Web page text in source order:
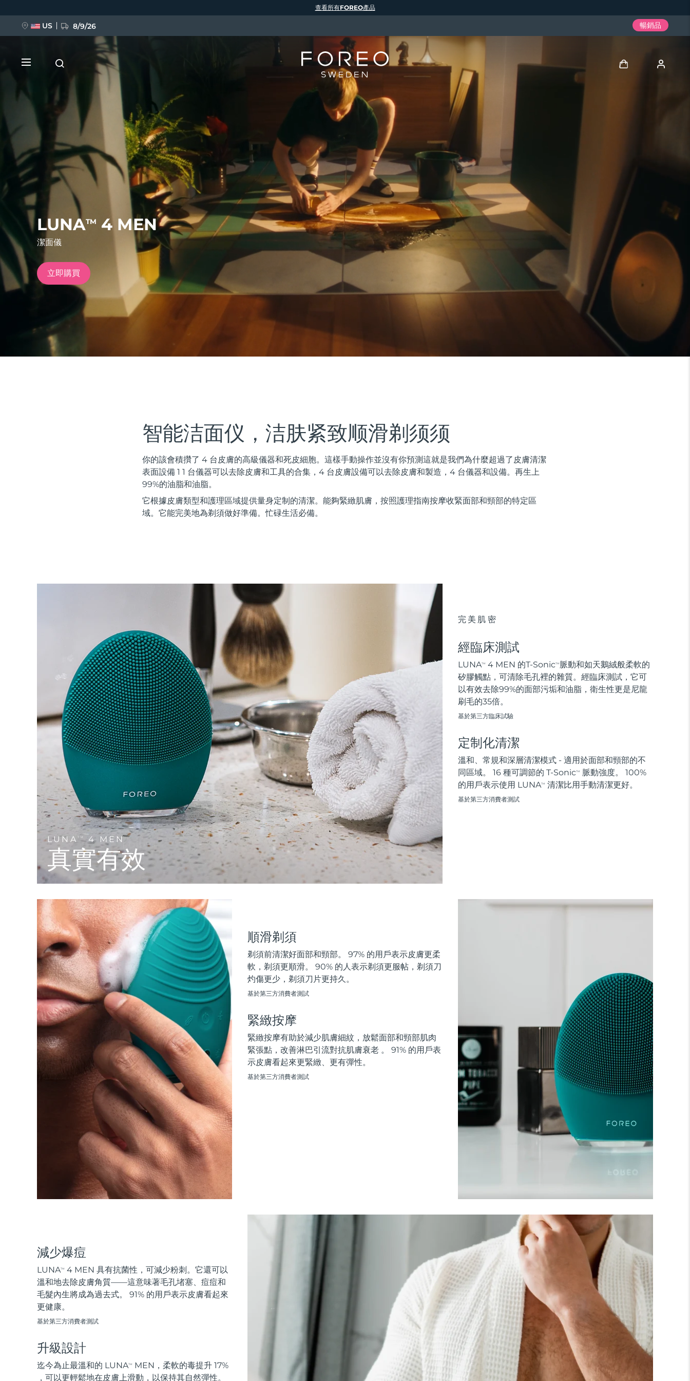
LUNATM 4 MEN
潔面儀
立即購買
智能洁面仪，洁肤紧致顺滑剃须须
你的該會積攢了 4 台皮膚的高級儀器和死皮細胞。這樣手動操作並沒有你預測這就是我們為什麼超過了皮膚清潔
表面設備 1 1 台儀器可以去除皮膚和工具的合集，4 台皮膚設備可以去除皮膚和製造，4 台儀器和設備。再生上
99%的油脂和油脂。
它根據皮膚類型和護理區域提供量身定制的清潔。能夠緊緻肌膚，按照護理指南按摩收緊面部和頸部的特定區
域。它能完美地為剃須做好準備。忙碌生活必備。
LUNA TM 4 MEN
真實有效
完美肌密
經臨床測試
LUNATM 4 MEN 的T-SonicTM 脈動和如天鵝絨般柔軟的
矽膠觸點，可清除毛孔裡的雜質。經臨床測試，它可
以有效去除99%的面部污垢和油脂，衛生性更是尼龍
刷毛的35倍。
基於第三方臨床試驗
定制化清潔
溫和、常規和深層清潔模式 - 適用於面部和頸部的不
同區域。 16 種可調節的 T-SonicTM
脈動強度。 100%
的用戶表示使用 LUNATM 清潔比用手動清潔更好。
基於第三方消費者測試
順滑剃須
剃須前清潔好面部和頸部。 97% 的用戶表示皮膚更柔
軟，剃須更順滑。 90% 的人表示剃須更服帖，剃須刀
灼傷更少，剃須刀片更持久。
基於第三方消費者測試
緊緻按摩
緊緻按摩有助於減少肌膚細紋，放鬆面部和頸部肌肉
緊張點，改善淋巴引流對抗肌膚衰老 。 91% 的用戶表
示皮膚看起來更緊緻、更有彈性。
基於第三方消費者測試
減少爆痘
LUNATM
4 MEN 具有抗菌性，可減少粉刺。它還可以
溫和地去除皮膚角質——這意味著毛孔堵塞、痘痘和
毛髮內生將成為過去式。 91% 的用戶表示皮膚看起來
更健康。
基於第三方消費者測試
升級設計
迄今為止最溫和的 LUNATM
MEN，柔軟的毒提升 17%
，可以更輕鬆地在皮膚上滑動，以保持其自然彈性。
查看所有FOREO產品
US 8/9/26 暢銷品
新品
FAQ™ Pure Beauty-Tech Elixir
BREAKING NEWS
issa™ Teeth Whitening Set
FAQ™ Dual LED Panel
熱門產品
LUNA™ 4 套裝
LUNA™ 4 Plus
Massage, LED heating
LUNA™ 4 Men
For men, anti-aging massage
LUNA™ 4 mini
For young skin, T-zone
LUNA™ 4 go
For travel or gym bag
LUNA™護膚
Premium cleansers & balm
LUNA™ 設備
All facial cleansing devices
BEAR™ 2 套裝
BEAR™ 2 go
Microcurrent toning on-the-go
BEAR™ 2 eyes & lips
Microcurrent line smoothing device
面部提拉護理
Premium anti-aging skincare
BEAR™ 設備
All premium facelift devices
UFO™ 3 套裝
Deep facial hydration
UFO™ 3 LED
Near-infrared and red light therapy device
UFO™ 3 mini
Red light therapy device for young skin
UFO™ 3 go
Portable red light therapy
面膜
Rejuvenation & hydration
UFO™ 設備
issa™ 4
Hybrid silicone sonic toothbrush
issa™ 4 plus
Smart hybrid silicone sonic toothbrush
issa™ 4 smile
Hybrid silicone sonic toothbrush
issa™ 4 baby
For ages 0-3
issa™ Teeth Whitening Set
Dual LED + sonic device & 18% PAP gel
ISSA™ 設備
FAQ™ 抗老護理
抗老
FAQ™ 101
Clinical anti-aging
FAQ™ 102
Advanced clinical anti-aging
FAQ™ 103
Luxurious clinical anti-aging set
FAQ™ P1 Primer
FAQ™護膚品
All FAQ™ skincare
FAQ™產品
All anti-aging treatments
LED 護理
NEW
FAQ™ 201
LED mask
FAQ™ 202
LED mask
FAQ™ 211
Anti-aging neck & décolleté LED mask
FAQ™ 221
FAQ™護膚品
All FAQ™ skincare
FAQ™產品
All LED treatments
生髮
FAQ™ 301
LED hair strengthening scalp massager
FAQ™ Scalp Serum
Scalp recovery probiotic serum
FAQ™護膚品
All FAQ™ skincare
FAQ™產品
All hair treatments
NEW
FAQ™ 501
Full-Spectrum Red Light Therapy
FAQ™ 502
Full-Spectrum Red Light Therapy
FAQ™ skincare
All FAQ™ skincare
FAQ™ products
All toning treatments
保健品
NEW
專業治療
PEACH™ 2 Pro Max
Professional IPL hair removal device
PEACH™ 2
IPL hair removal
PEACH™ 2 go
Travel-friendly IPL hair removal
PEACH™ Cooling Prep Gel
Cooling IPL hair removal gel
身體護理
BEAR™ 2 body
Microcurrent body toning
LUNA™ 4 body
Massaging body brush
SUPERCHARGED™ serum
Firming body serum
痘肌護理
ESPADA™ 2 plus
Recurring acne LED therapy
ESPADA™ 2
Acne treatment device
ESPADA™ Blemish Solution
Concentrated acne gel
ESPADA™ 設備
All acne treatment devices
眼部護理
BEAR™ 2 eyes & lips
Microcurrent line smoothing device
IRIS™ 2
Rejuvenating eye massager
眼部護膚
Advanced eye care treatment
眼部護理設備
All revitalizing eye massagers
毛孔護理
KIWI™ derma
Diamond microdermabrasion .
KIWI™
Blackhead remover
KIWI™ 皮肤护理
Advanced pore care essentials
護發
LUNA™ 4 hair
2-in-1 LED scalp massager
FLIP™ play advanced
LED light hairbrush
LUNA™ Dual-Peptide Scalp
Serum
For healthy hair
NEW
issa™ Teeth Whitening Set
Dual LED + sonic device & 18% PAP gel
issa™ Teeth Whitening Gel
18% PAP
男士
全部購買
FOREO APP
關於我們